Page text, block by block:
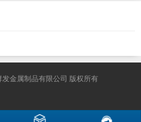
金属制品有限公司 版权所有